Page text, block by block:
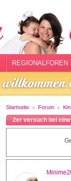
REGIONALFOREN
Startseite Forum
2er versuch bei